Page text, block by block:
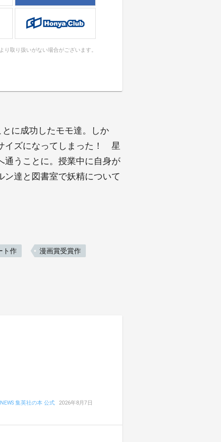
り取り扱いがない場合がございます。
に成功したモモ達。しか
イズになってしまった！ 星
通うことに。授業中に自身が
達と図書室で妖精について
ト作 漫画賞受賞作
NEWS 集英社の本 公式 2026年8月7日